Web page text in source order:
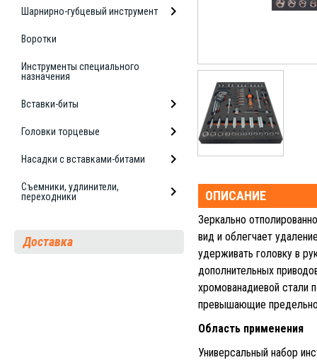
Шарнирно-губцевый инструмент
Воротки
Инструменты специального
назначения
Вставки-биты
Головки торцевые
Насадки с вставками-битами
Съемники, удлинители,
переходники
Доставка
ОПИСАНИЕ
Зеркально
вид и облегчает
удерживать головку в
дополнительных
хромованадиевой стали
превышающие
Область применения
Универсальный набор